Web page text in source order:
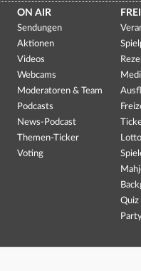
ON AIR
Sendungen
Aktionen
Videos
Webcams
Moderatoren & Team
Podcasts
News-Podcast
Themen-Ticker
Voting
Quiz